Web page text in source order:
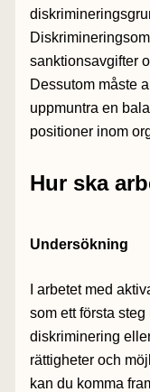
sanktionsavgifter
Dessutom måste
uppmuntra en
positioner inom
Hur ska
Undersökning
I arbetet med
som ett första
diskriminering
rättigheter och
kan du komma